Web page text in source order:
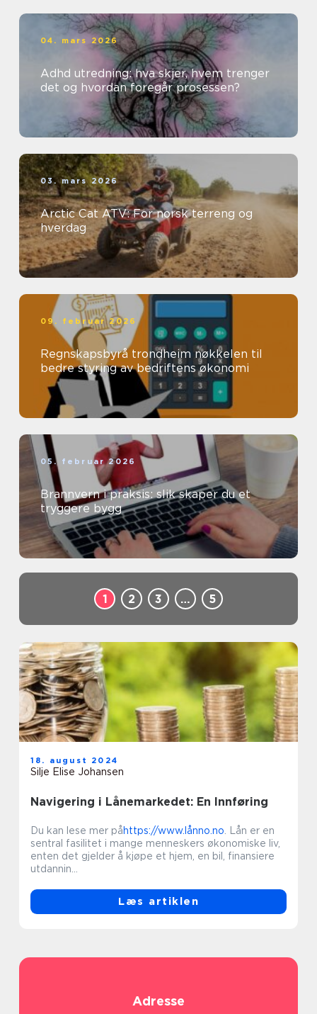
04. mars 2026
Adhd utredning: hva skjer, hvem trenger
det og hvordan foregår prosessen?
03. mars 2026
Arctic Cat ATV: For norsk terreng og
hverdag
09. februar 2026
Regnskapsbyrå trondheim nøkkelen til
bedre styring av bedriftens økonomi
05. februar 2026
Brannvern i praksis: slik skaper du et
tryggere bygg
1 2 3 … 5
Navigering i Lånemarkedet: En Innføring
18. august 2024
Silje Elise Johansen
Du kan lese mer påhttps://www.lånno.no . Lån er en
sentral fasilitet i mange menneskers økonomiske liv,
enten det gjelder å kjøpe et hjem, en bil, finansiere
utdannin...
Læs artiklen
Adresse